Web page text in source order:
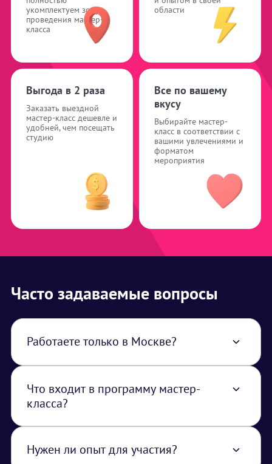
укомплектуем зону
проведения мастер-
класса
области
Выгода в 2 раза
Заказать выездной
мастер-класс дешевле и
удобней, чем посещать
студию
Все по вашему
вкусу
Выбирайте мастер-
класс в соответствии с
вашими увлечениями и
форматом
мероприятия
Часто задаваемые вопросы
Работаете только в Москве?
стоимость услуги закладывается логистика
из Москвы.
Что входит в программу мастер-
класса?
напитков/блюд, основы миксологии/
кулинарии), практическая часть
(приготовление) и дегустация.
Нужен ли опыт для участия?